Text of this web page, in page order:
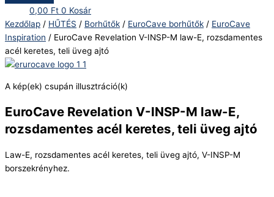
0,00 Ft 0 Kosár
Kezdőlap / HŰTÉS / Borhűtők / EuroCave borhűtők / EuroCave
Inspiration / EuroCave Revelation V-INSP-M law-E, rozsdamentes
acél keretes, teli üveg ajtó
A kép(ek) csupán illusztráció(k)
EuroCave Revelation V-INSP-M law-E,
rozsdamentes acél keretes, teli üveg ajtó
Law-E, rozsdamentes acél keretes, teli üveg ajtó, V-INSP-M
borszekrényhez.
keretes,
teli
üveg
ajtó
mennyiség